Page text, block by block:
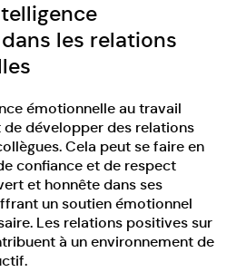
les relations
émotionnelle au travail
développer des relations
Cela peut se faire en
confiance et de respect
et honnête dans ses
un soutien émotionnel
Les relations positives sur
à un environnement de